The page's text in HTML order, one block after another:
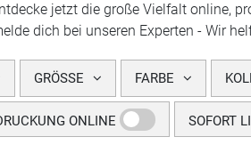
jetzt die große Vielfalt online,
dich bei unseren Experten - Wir
GRÖSSE FARBE
ONLINE SOFORT